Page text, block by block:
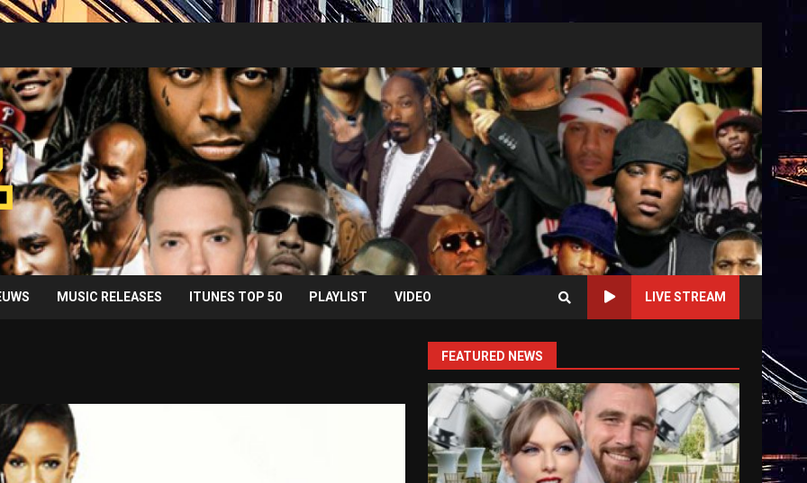
MUSIC RELEASES ITUNES TOP 50 PLAYLIST VIDEO LIVE STREAM
FEATURED NEWS